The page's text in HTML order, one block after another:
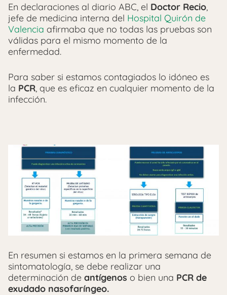
En declaraciones al diario ABC, el Doctor Recio,
jefe de medicina interna del Hospital Quirón de
Valencia afirmaba que no todas las pruebas son
válidas para el mismo momento de la
enfermedad.
Para saber si estamos contagiados lo idóneo es
la PCR, que es eficaz en cualquier momento de la
infección.
En resumen si estamos en la primera semana de
sintomatología, se debe realizar una
determinación de antígenos o bien una PCR de
exudado nasofaríngeo.